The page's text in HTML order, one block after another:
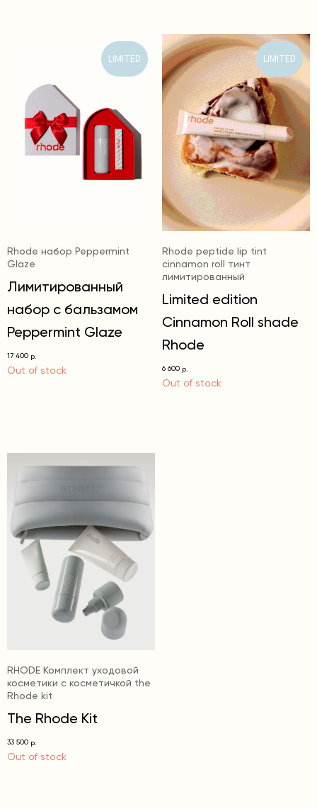
LIMITED
Rhode набор Peppermint
Glaze
Лимитированный
набор с бальзамом
Peppermint Glaze
17 400 р.
Out of stock
LIMITED
Rhode peptide lip tint
cinnamon roll тинт
лимитированный
Limited edition
Cinnamon Roll shade
Rhode
6 600 р.
Out of stock
RHODE Комплект уходовой
косметики c косметичкой the
Rhode kit
The Rhode Kit
33 500 р.
Out of stock